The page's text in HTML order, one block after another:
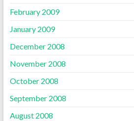
February 2009
January 2009
December 2008
November 2008
October 2008
September 2008
August 2008